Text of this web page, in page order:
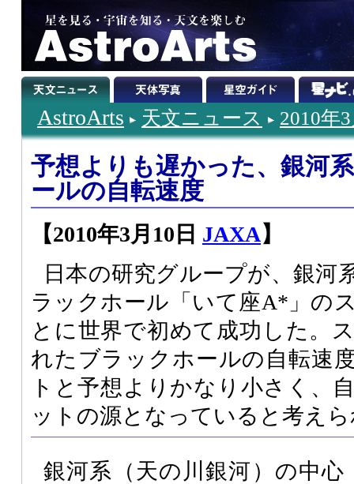
AstroArts 天文ニュース 2010年
予想よりも遅かった、銀河
ールの自転速度
【2010年3月10日 JAXA】
日本の研究グループが、銀河
ラックホール「いて座A*」の
とに世界で初めて成功した。
れたブラックホールの自転速
トと予想よりかなり小さく、
ットの源となっていると考え
銀河系（天の川銀河）の中心